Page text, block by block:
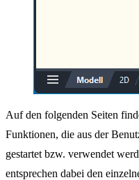
Auf den folgenden Seiten
Funktionen, die aus der
gestartet bzw. verwendet
entsprechen dabei den